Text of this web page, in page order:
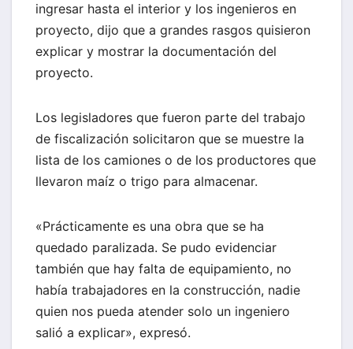
ingresar hasta el interior y los ingenieros en
proyecto, dijo que a grandes rasgos quisieron
explicar y mostrar la documentación del
proyecto.
Los legisladores que fueron parte del trabajo
de fiscalización solicitaron que se muestre la
lista de los camiones o de los productores que
llevaron maíz o trigo para almacenar.
«Prácticamente es una obra que se ha
quedado paralizada. Se pudo evidenciar
también que hay falta de equipamiento, no
había trabajadores en la construcción, nadie
quien nos pueda atender solo un ingeniero
salió a explicar», expresó.